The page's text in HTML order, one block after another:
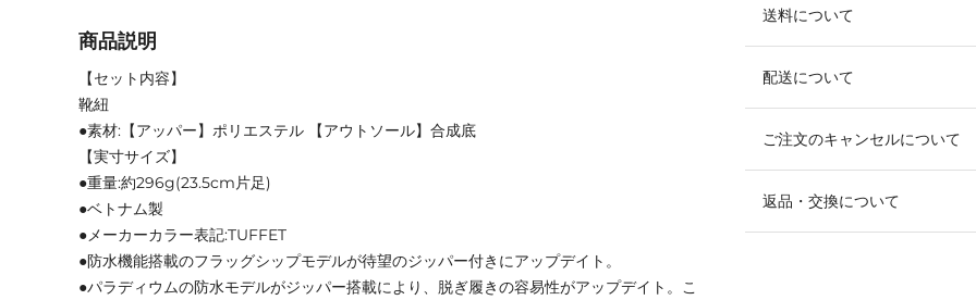
送料について
配送について
ご注文のキャンセルについて
返品・交換について
商品説明
【セット内容】
靴紐
●素材:【アッパー】ポリエステル 【アウトソール】合成底
【実寸サイズ】
●重量:約296g(23.5cm片足)
●ベトナム製
●メーカーカラー表記:TUFFET
●防水機能搭載のフラッグシップモデルが待望のジッパー付きにアップデイト。
●パラディウムの防水モデルがジッパー搭載により、脱ぎ履きの容易性がアップデイト。こ